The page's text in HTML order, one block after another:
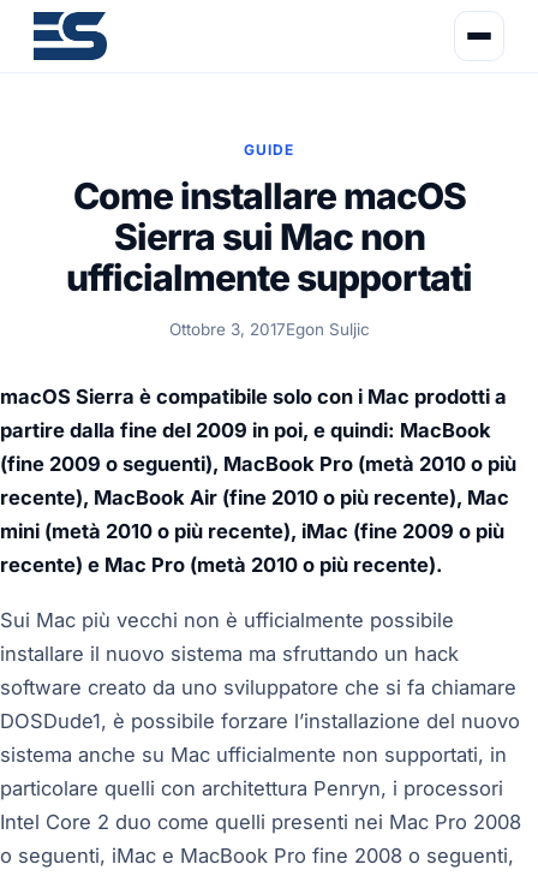
GUIDE
Come installare macOS
Sierra sui Mac non
ufficialmente supportati
Ottobre 3, 2017Egon Suljic
macOS Sierra è compatibile solo con i Mac prodotti a
partire dalla fine del 2009 in poi, e quindi: MacBook
(fine 2009 o seguenti), MacBook Pro (metà 2010 o più
recente), MacBook Air (fine 2010 o più recente), Mac
mini (metà 2010 o più recente), iMac (fine 2009 o più
recente) e Mac Pro (metà 2010 o più recente).
Sui Mac più vecchi non è ufficialmente possibile
installare il nuovo sistema ma sfruttando un hack
software creato da uno sviluppatore che si fa chiamare
DOSDude1, è possibile forzare l’installazione del nuovo
sistema anche su Mac ufficialmente non supportati, in
particolare quelli con architettura Penryn, i processori
Intel Core 2 duo come quelli presenti nei Mac Pro 2008
o seguenti, iMac e MacBook Pro fine 2008 o seguenti,